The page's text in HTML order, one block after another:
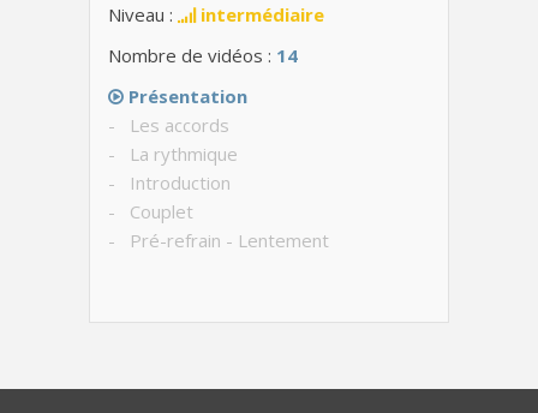
Niveau :
intermédiaire
Nombre de vidéos : 14
Présentation
- Les accords
- La rythmique
- Introduction
- Couplet
- Pré-refrain - Lentement
- Refrain - Avec le chant
- Structure de la chanson